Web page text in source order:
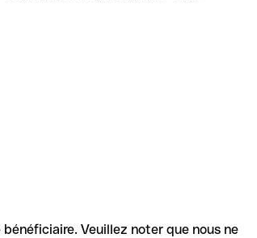
Veuillez noter que nous ne